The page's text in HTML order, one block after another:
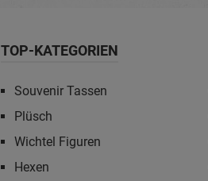
TOP-KATEGORIEN
Souvenir Tassen
Plüsch
Wichtel Figuren
Hexen